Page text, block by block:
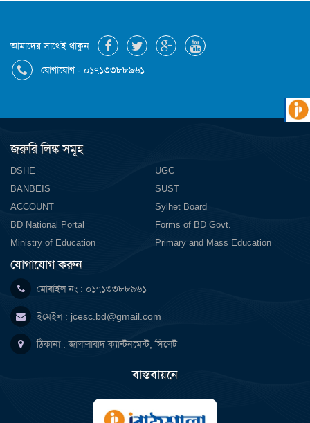
আমাদের সাথেই থাকুন
যোগাযোগ - ০১৭১৩৩৮৮৯৬১
জরুরি লিঙ্ক সমূহ
DSHE
BANBEIS
ACCOUNT
BD National Portal
Ministry of Education
UGC
SUST
Sylhet Board
Forms of BD Govt.
Primary and Mass Education
যোগাযোগ করুন
মোবাইল নং : ০১৭১৩৩৮৮৯৬১
ইমেইল : jcesc.bd@gmail.com
ঠিকানা : জালালাবাদ ক্যান্টনমেন্ট, সিলেট
বাস্তবায়নে